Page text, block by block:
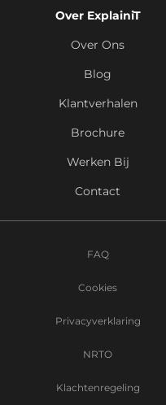
Over ExplainiT
Over Ons
Blog
Klantverhalen
Brochure
Werken Bij
Contact
FAQ
Cookies
Privacyverklaring
NRTO
Klachtenregeling